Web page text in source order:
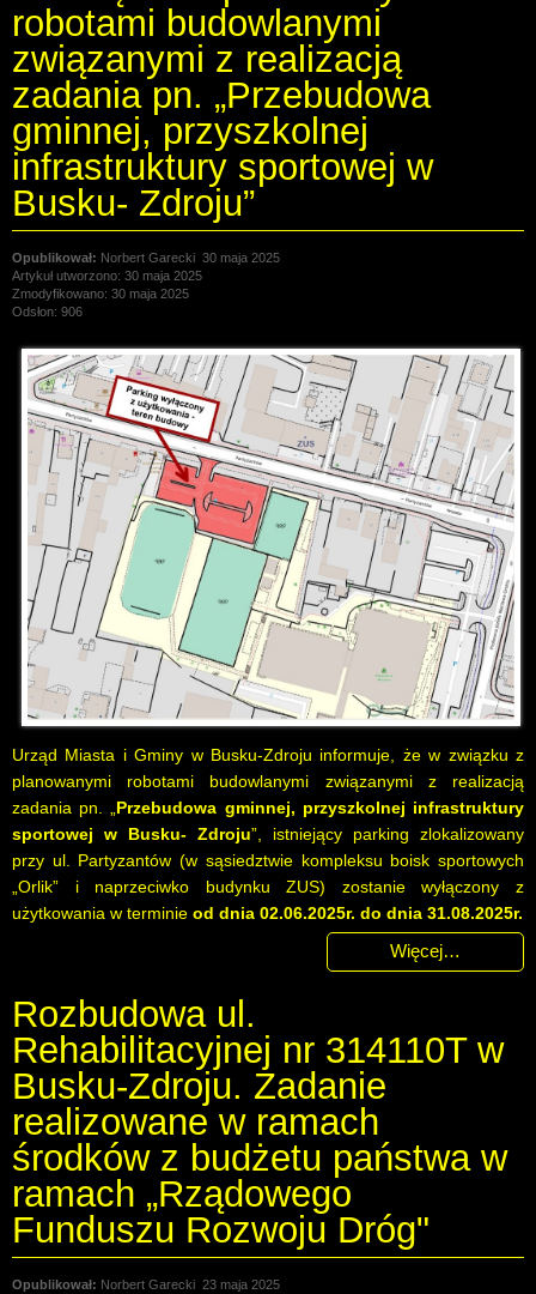
robotami budowlanymi
związanymi z realizacją
zadania pn. „Przebudowa
gminnej, przyszkolnej
infrastruktury sportowej w
Busku- Zdroju”
Norbert Garecki 30 maja 2025
Artykuł utworzono: 30 maja 2025
Zmodyfikowano: 30 maja 2025
Odsłon: 906
Urząd Miasta i Gminy w Busku-Zdroju informuje, że w związku z
planowanymi robotami budowlanymi związanymi z realizacją
zadania pn. „Przebudowa gminnej, przyszkolnej infrastruktury
sportowej w Busku- Zdroju”, istniejący parking zlokalizowany
przy ul. Partyzantów (w sąsiedztwie kompleksu boisk sportowych
„Orlik” i naprzeciwko budynku ZUS) zostanie wyłączony z
użytkowania w terminie od dnia 02.06.2025r. do dnia 31.08.2025r.
Więcej…
Rozbudowa ul.
Rehabilitacyjnej nr 314110T w
Busku-Zdroju. Zadanie
realizowane w ramach
środków z budżetu państwa w
ramach „Rządowego
Funduszu Rozwoju Dróg"
Norbert Garecki 23 maja 2025